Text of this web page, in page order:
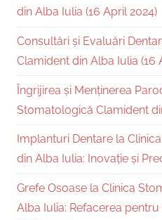
din Alba Iulia (16 April 2024)
Consultări și Evaluări
Clamident din Alba Iulia (16
Îngrijirea și Menținerea
Stomatologică Clamident
Implanturi Dentare la
din Alba Iulia: Inovație și
Grefe Osoase la Clinica
Alba Iulia: Refacerea